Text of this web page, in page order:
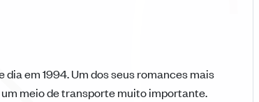
em 1994. Um dos seus romances mais
meio de transporte muito importante.